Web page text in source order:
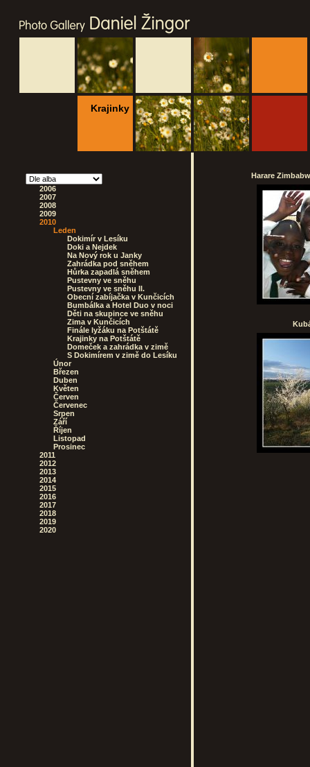
Krajinky
2006
2007
2008
2009
2010
Leden
Dokimír v Lesíku
Doki a Nejdek
Na Nový rok u Janky
Zahrádka pod sněhem
Hůrka zapadlá sněhem
Pustevny ve sněhu
Pustevny ve sněhu II.
Obecní zabíjačka v Kunčicích
Bumbálka a Hotel Duo v noci
Děti na skupince ve sněhu
Zima v Kunčicích
Finále lyžáku na Potštátě
Krajinky na Potštátě
Domeček a zahrádka v zimě
S Dokimírem v zimě do Lesíku
Únor
Březen
Duben
Květen
Červen
Červenec
Srpen
Září
Říjen
Listopad
Prosinec
2011
2012
2013
2014
2015
2016
2017
2018
2019
2020
Harare